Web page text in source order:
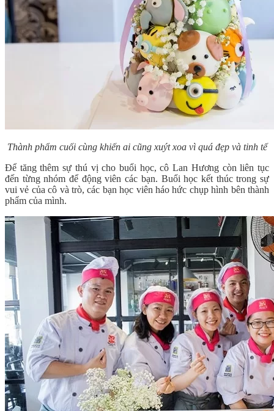
Thành phẩm cuối cùng khiến ai cũng xuýt xoa vì quá đẹp và tinh tế
Để tăng thêm sự thú vị cho buổi học, cô Lan Hương còn liên tục
đến từng nhóm để động viên các bạn. Buổi học kết thúc trong sự
vui vẻ của cô và trò, các bạn học viên háo hức chụp hình bên thành
phẩm của mình.